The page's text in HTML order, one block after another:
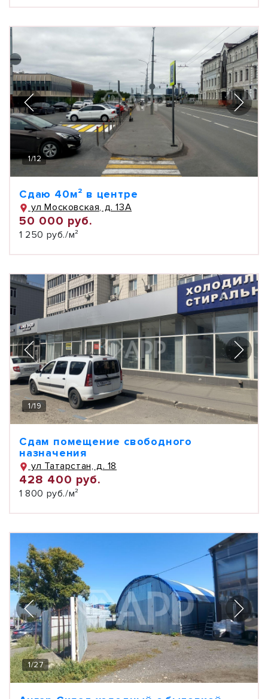
1/12
Сдаю 40м² в центре
ул Московская, д. 13А
50 000 руб.
1 250 руб./м²
1/19
Сдам помещение свободного
назначения
ул Татарстан, д. 18
428 400 руб.
1 800 руб./м²
1/27